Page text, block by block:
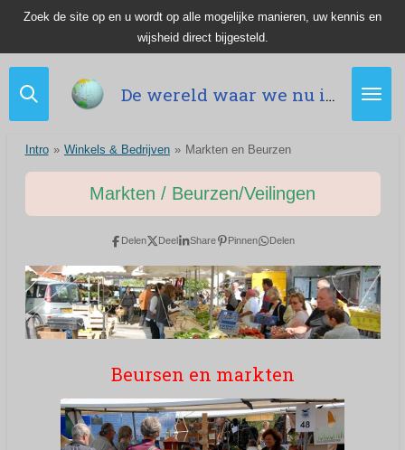
hoofdinhoud
De wereld waar we nu in leven.
Zoek de site op en u wordt op alle mogelijke manieren, uw kennis en
wijsheid direct bijgesteld.
Intro » Winkels & Bedrijven » Markten en Beurzen
Markten / Beurzen/Veilingen
Delen Deel Share Pinnen Delen
Beursen en markten